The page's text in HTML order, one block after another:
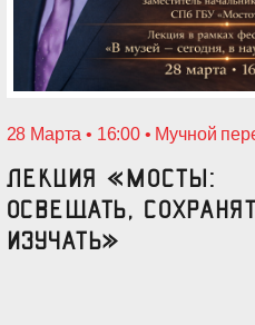
28 Марта • 16:00 • Мучной
Лекция «Мосты:
освещать,
изучать»